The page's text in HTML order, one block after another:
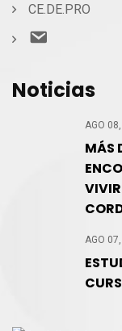
CE.DE.PRO
Noticias
AGO
MÁS
AGO